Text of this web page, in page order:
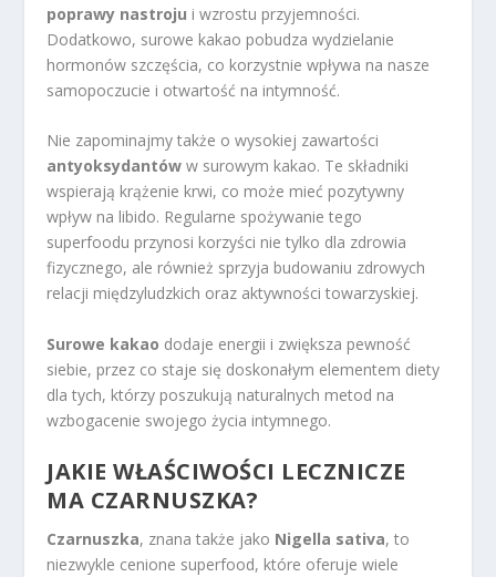
poprawy nastroju i wzrostu przyjemności.
Dodatkowo, surowe kakao pobudza wydzielanie
hormonów szczęścia, co korzystnie wpływa na nasze
samopoczucie i otwartość na intymność.
Nie zapominajmy także o wysokiej zawartości
antyoksydantów w surowym kakao. Te składniki
wspierają krążenie krwi, co może mieć pozytywny
wpływ na libido. Regularne spożywanie tego
superfoodu przynosi korzyści nie tylko dla zdrowia
fizycznego, ale również sprzyja budowaniu zdrowych
relacji międzyludzkich oraz aktywności towarzyskiej.
Surowe kakao dodaje energii i zwiększa pewność
siebie, przez co staje się doskonałym elementem diety
dla tych, którzy poszukują naturalnych metod na
wzbogacenie swojego życia intymnego.
JAKIE WŁAŚCIWOŚCI LECZNICZE
MA CZARNUSZKA?
Czarnuszka, znana także jako Nigella sativa, to
niezwykle cenione superfood, które oferuje wiele